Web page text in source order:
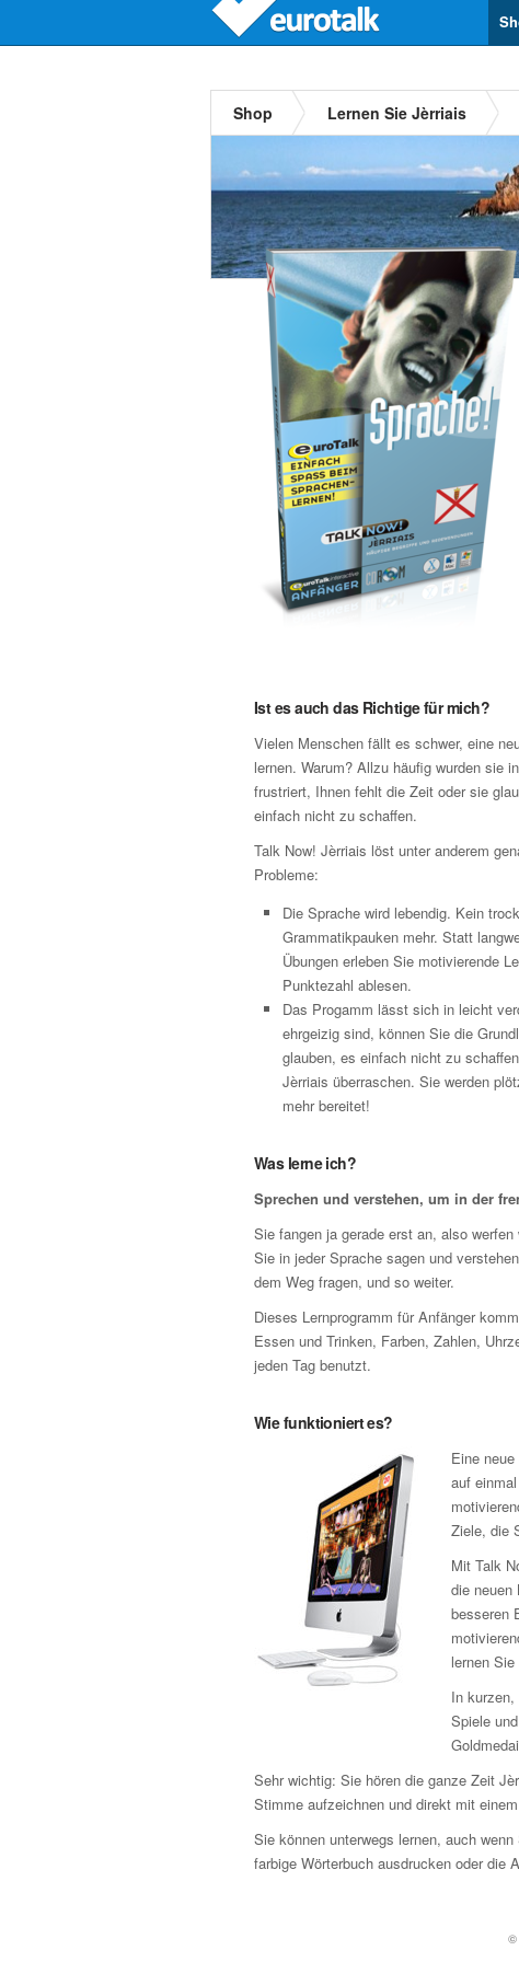
Shop Lernen Sie Jèrriais
Ist es auch das Richtige für mich?
Vielen Menschen fällt es schwer, eine
lernen. Warum? Allzu häufig wurden sie
frustriert, Ihnen fehlt die Zeit oder sie
einfach nicht zu schaffen.
Talk Now! Jèrriais löst unter anderem
Probleme:
Die Sprache wird lebendig. Kein
Grammatikpauken mehr. Statt
Übungen erleben Sie motivierende
Punktezahl ablesen.
Das Progamm lässt sich in leicht
ehrgeizig sind, können Sie die
glauben, es einfach nicht zu
Jèrriais überraschen. Sie werden
mehr bereitet!
Was lerne ich?
Sprechen und verstehen, um in der
Sie fangen ja gerade erst an, also
Sie in jeder Sprache sagen und
dem Weg fragen, und so weiter.
Dieses Lernprogramm für Anfänger
Essen und Trinken, Farben, Zahlen,
jeden Tag benutzt.
Wie funktioniert es?
Eine
auf
Ziele, die
Mit Talk
die neuen
besseren
lernen Sie
In
Spiele
Sehr wichtig: Sie hören die ganze Zeit
Stimme aufzeichnen und direkt mit
Sie können unterwegs lernen, auch
farbige Wörterbuch ausdrucken oder die
©